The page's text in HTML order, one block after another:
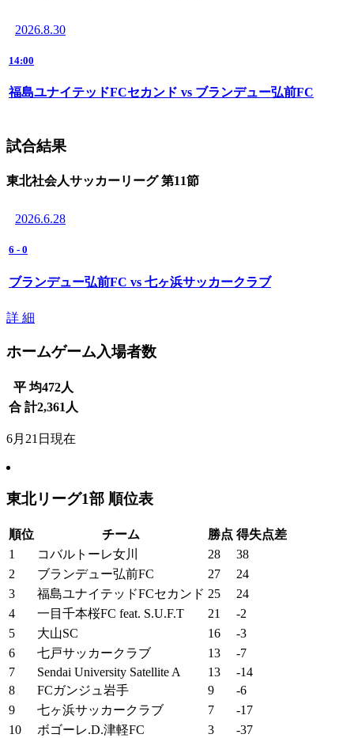
2026.8.30
14:00
福島ユナイテッドFCセカンド vs ブランデュー弘前FC
試合結果
東北社会人サッカーリーグ 第11節
2026.6.28
6 - 0
ブランデュー弘前FC vs 七ヶ浜サッカークラブ
詳 細
ホームゲーム入場者数
平 均472人
合 計2,361 人
6月21日現在
東北リーグ1部 順位表
順位 チーム 勝点 得失点差
1
コバルトーレ女川 28
38
2
ブランデュー弘前FC 27
24
3
福島ユナイテッドFCセカンド 25
24
4
一目千本桜FC feat. S.U.F.T 21
-2
5
大山SC 16
-3
6
七戸サッカークラブ 13
-7
7
Sendai University Satellite A 13
-14
8
FCガンジュ岩手 9
-6
9
七ヶ浜サッカークラブ 7
-17
10
ボゴーレ.D.津軽FC 3
-37